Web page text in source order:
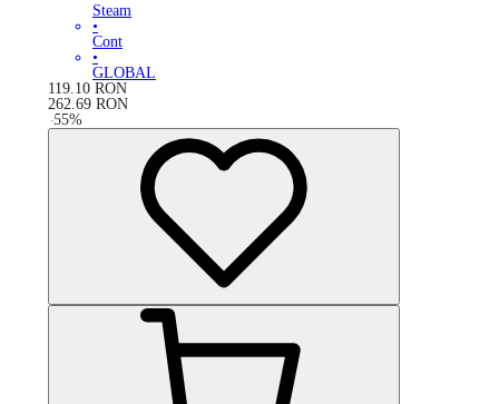
Steam
•
Cont
•
GLOBAL
119.10 RON
262.69 RON
-55%